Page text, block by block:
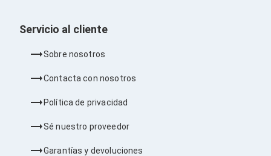
Mini PC's
Electrónica de Consumo
Accesorios de Audio
Estuches y Cajas
Accesorios para Micrófonos
Bocinas
Servicio al cliente
Sobre nosotros
Contacta con nosotros
Política de privacidad
Sé nuestro proveedor
Garantías y devoluciones